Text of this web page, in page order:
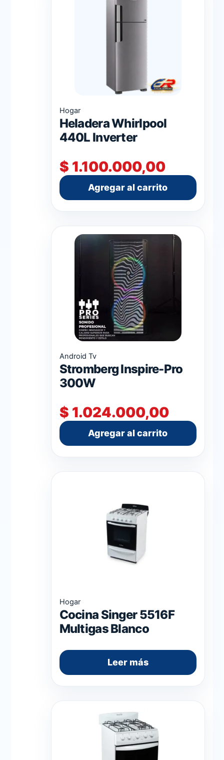
Hogar
Heladera Whirlpool
440L Inverter
$ 1.100.000,00
Agregar al carrito
Android Tv
Stromberg Inspire-Pro
300W
$ 1.024.000,00
Agregar al carrito
Hogar
Cocina Singer 5516F
Multigas Blanco
Leer más